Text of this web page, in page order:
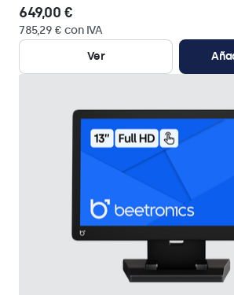
649,00 €
785,29 € con IVA
Ver